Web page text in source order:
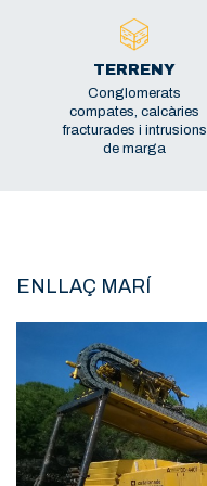
TERRENY
Conglomerats
compates, calcàries
fracturades i intrusions
de marga
ENLLAÇ MARÍ